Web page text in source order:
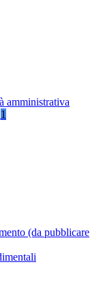
amministrativa
1
(da pubblicare